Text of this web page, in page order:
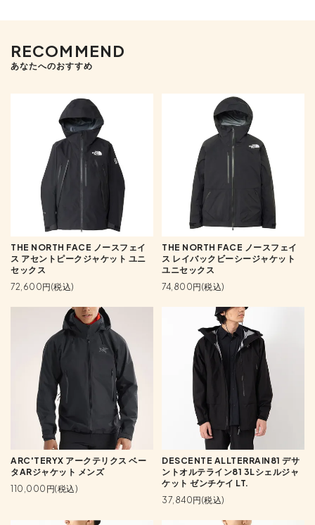
RECOMMEND
あなたへのおすすめ
THE NORTH FACE ノースフェイ
ス アセントピークジャケット ユニ
セックス
72,600円(税込)
THE NORTH FACE ノースフェイ
ス レイバックビーシージャケット
ユニセックス
74,800円(税込)
ARC'TERYX アークテリクス ベー
タARジャケット メンズ
110,000円(税込)
DESCENTE ALLTERRAIN81 デサ
ントオルテライン81 3Lシェルジャ
ケット ゼンチケイ LT.
37,840円(税込)